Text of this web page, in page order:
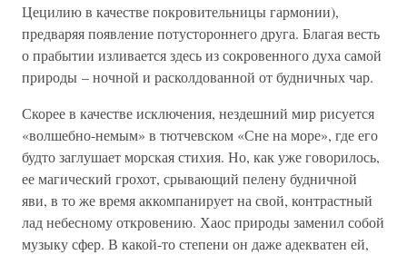
Цецилию в качестве покровительницы гармонии),
предваряя появление потустороннего друга. Благая весть
о прабытии изливается здесь из сокровенного духа самой
природы – ночной и расколдованной от будничных чар.
Скорее в качестве исключения, нездешний мир рисуется
«волшебно-немым» в тютчевском «Сне на море», где его
будто заглушает морская стихия. Но, как уже говорилось,
ее магический грохот, срывающий пелену будничной
яви, в то же время аккомпанирует на свой, контрастный
лад небесному откровению. Хаос природы заменил собой
музыку сфер. В какой-то степени он даже адекватен ей,